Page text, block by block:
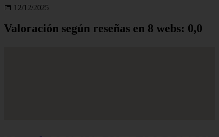
📅 12/12/2025
Valoración según reseñas en 8 webs: 0,0